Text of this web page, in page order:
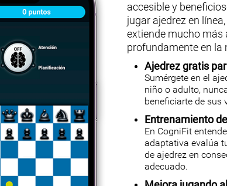
accesible y
jugar ajedrez en
extiende mucho más
profundamente en la
Ajedrez gratis
Sumérgete en el
niño o adulto,
beneficiarte de sus
Entrenamiento
En CogniFit
adaptativa evalúa
de ajedrez en
adecuado.